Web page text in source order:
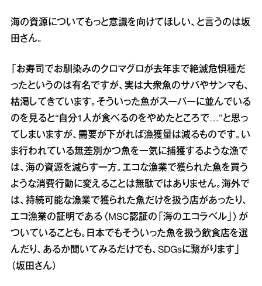
海の資源についてもっと意識を向けてほしい、と言うのは坂
田さん。
「お寿司でお馴染みのクロマグロが去年まで絶滅危惧種だ
ったというのは有名ですが、実は大衆魚のサバやサンマも、
枯渇してきています。そういった魚がスーパーに並んでいる
のを見ると“自分1人が食べるのをやめたところで…”と思っ
てしまいますが、需要が下がれば漁獲量は減るものです。い
ま行われている無差別かつ魚を一気に捕獲するような漁で
は、海の資源を減らす一方。エコな漁業で獲られた魚を買う
ような消費行動に変えることは無駄ではありません。海外で
は、持続可能な漁業で獲られた魚だけを扱う店があったり、
エコ漁業の証明である〈MSC認証の「海のエコラベル」〉が
ついていることも。日本でもそういった魚を扱う飲食店を選
んだり、あるか聞いてみるだけでも、SDGsに繋がります」
（坂田さん）